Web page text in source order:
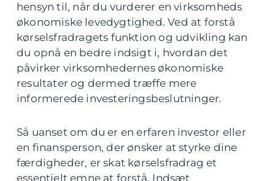
hensyn til, når du vurderer en virksomheds
økonomiske levedygtighed. Ved at forstå
kørselsfradragets funktion og udvikling kan
du opnå en bedre indsigt i, hvordan det
påvirker virksomhedernes økonomiske
resultater og dermed træffe mere
informerede investeringsbeslutninger.
Så uanset om du er en erfaren investor eller
en finansperson, der ønsker at styrke dine
færdigheder, er skat kørselsfradrag et
essentielt emne at forstå. Indsæt